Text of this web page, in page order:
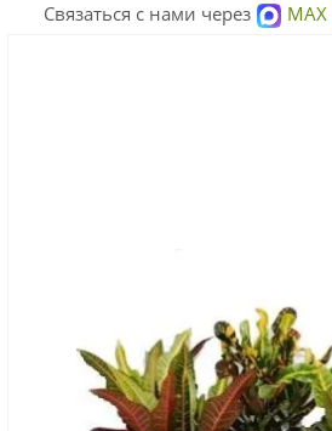
Связаться с нами через MAX